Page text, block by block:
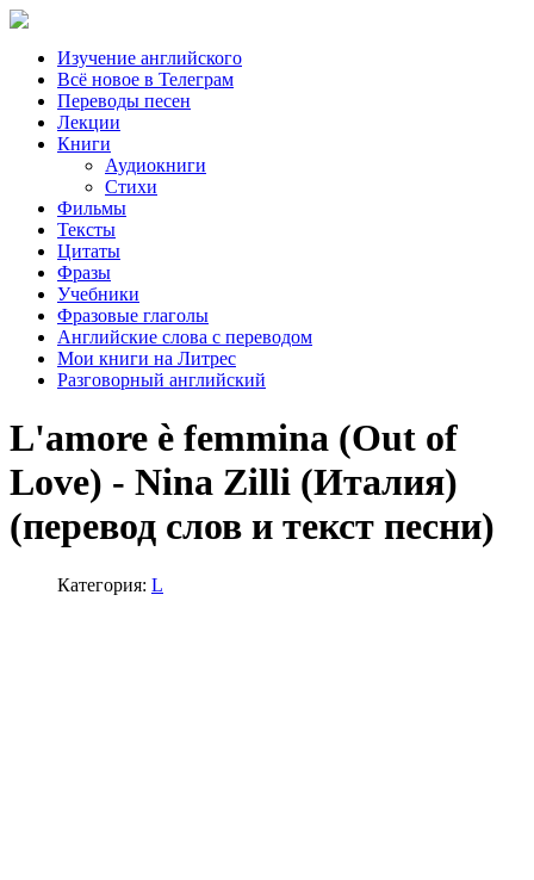
Изучение английского
Всё новое в Телеграм
Переводы песен
Лекции
Книги
Аудиокниги
Стихи
Фильмы
Тексты
Цитаты
Фразы
Учебники
Фразовые глаголы
Английские слова с переводом
Мои книги на Литрес
Разговорный английский
L'amore è femmina (Out of
Love) - Nina Zilli (Италия)
(перевод слов и текст песни)
Категория: L